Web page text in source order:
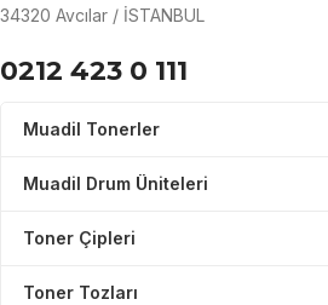
34320 Avcılar / İSTANBUL
0212 423 0 111
Muadil Tonerler
Muadil Drum Üniteleri
Toner Çipleri
Toner Tozları